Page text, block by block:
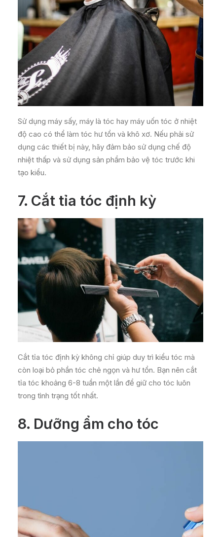
Sử dụng máy sấy, máy là tóc hay máy uốn tóc ở nhiệt
độ cao có thể làm tóc hư tổn và khô xơ. Nếu phải sử
dụng các thiết bị này, hãy đảm bảo sử dụng chế độ
nhiệt thấp và sử dụng sản phẩm bảo vệ tóc trước khi
tạo kiểu.
7. Cắt tỉa tóc định kỳ
Cắt tỉa tóc định kỳ không chỉ giúp duy trì kiểu tóc mà
còn loại bỏ phần tóc chẻ ngọn và hư tổn. Bạn nên cắt
tỉa tóc khoảng 6-8 tuần một lần để giữ cho tóc luôn
trong tình trạng tốt nhất.
8. Dưỡng ẩm cho tóc